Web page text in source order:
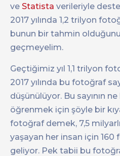
ve Statista verileriyle
2017 yılında 1,2 trilyon
bunun bir tahmin
geçmeyelim.
Geçtiğimiz yıl 1,1 trilyon
2017 yılında bu fotoğraf
düşünülüyor. Bu sayının
öğrenmek için şöyle bir
fotoğraf demek, 7,5
yaşayan her insan için 160
geliyor. Pek tabii bu